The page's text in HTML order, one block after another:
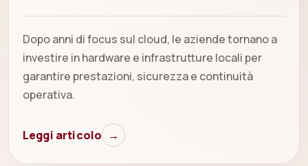
Dopo anni di focus sul cloud, le aziende tornano a
investire in hardware e infrastrutture locali per
garantire prestazioni, sicurezza e continuità
operativa.
Leggi articolo →